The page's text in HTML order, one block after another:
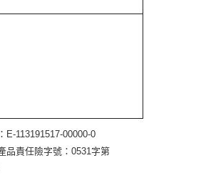
E-113191517-00000-0
品責任險字號：0531字第